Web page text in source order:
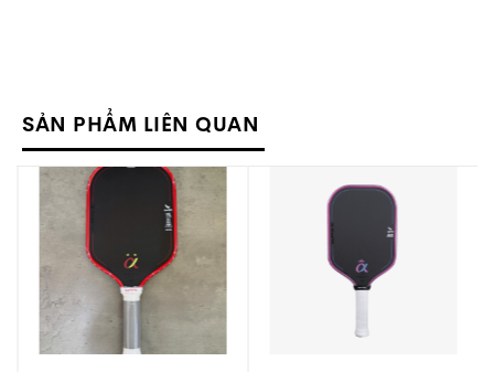
Mặt vợt 3 lớp Carbon Toray Nhật Bản.
Độ dày 16mm tăng độ ổn định và mở rộng sweet
Lõi Foam EVA giảm rung và tạo cảm giác đánh
êm tay.
Bề mặt carbon nguyên bản hỗ trợ tạo xoáy hiệu
quả.
Trọng lượng khoảng 225 ± 5g giúp xoay trở linh
hoạt.
SẢN PHẨM LIÊN QUAN